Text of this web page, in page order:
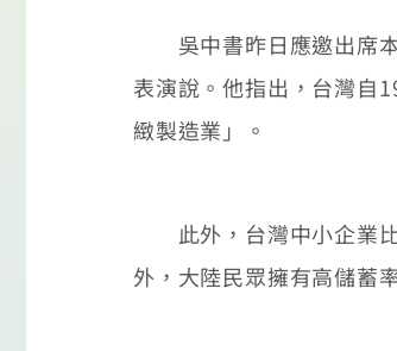
吳中書昨日應邀出席本
表演說。他指出，台灣自
緻製造業」。
此外，台灣中小企業比
外，大陸民眾擁有高儲蓄